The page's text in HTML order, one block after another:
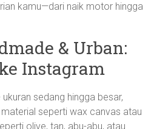
kamu—dari naik motor hingga
& Urban:
Instagram
sedang hingga besar,
seperti wax canvas atau
olive, tan, abu-abu, atau